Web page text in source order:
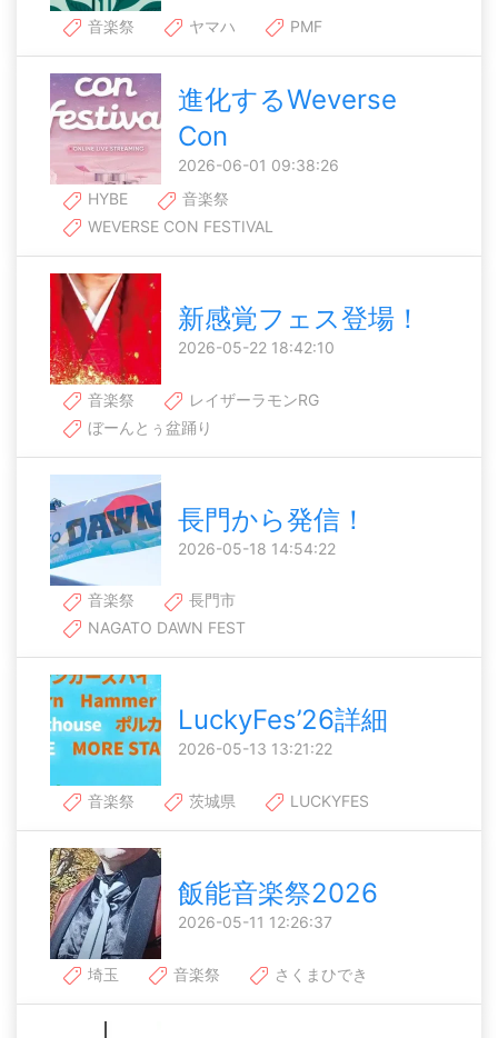
音楽祭 ヤマハ PMF
進化するWeverse
Con
2026-06-01 09:38:26
HYBE
音楽祭
WEVERSE CON FESTIVAL
新感覚フェス登場！
2026-05-22 18:42:10
音楽祭
レイザーラモンRG
ぼーんとぅ盆踊り
長門から発信！
2026-05-18 14:54:22
音楽祭
長門市
NAGATO DAWN FEST
LuckyFes’26詳細
2026-05-13 13:21:22
音楽祭 茨城県 LUCKYFES
飯能音楽祭2026
2026-05-11 12:26:37
埼玉 音楽祭 さくまひでき